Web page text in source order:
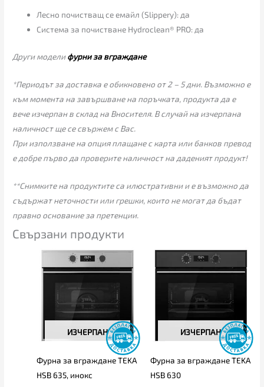
Лесно почистващ се емайл (Slippery): да
Система за почистване Hydroclean® PRO: да
Други моделифурни за вграждане
*Периодът за доставка е обикновено от 2 – 5 дни. Възможно е
към момента на завършване на поръчката, продукта да е
вече изчерпан в склад на Вносителя. В случай на изчерпана
наличност ще се свържем с Вас.
При използване на опция плащане с карта или банков превод
е добре първо да проверите наличност на даденият продукт!
**Снимките на продуктите са илюстративни и е възможно да
съдържат неточности или грешки, които не могат да бъдат
правно основание за претенции.
Свързани продукти
ИЗЧЕРПАН
Фурна за вграждане TEKA
HSB 635, инокс
ИЗЧЕРПАН
Фурна за вграждане TEKA
HSB 630